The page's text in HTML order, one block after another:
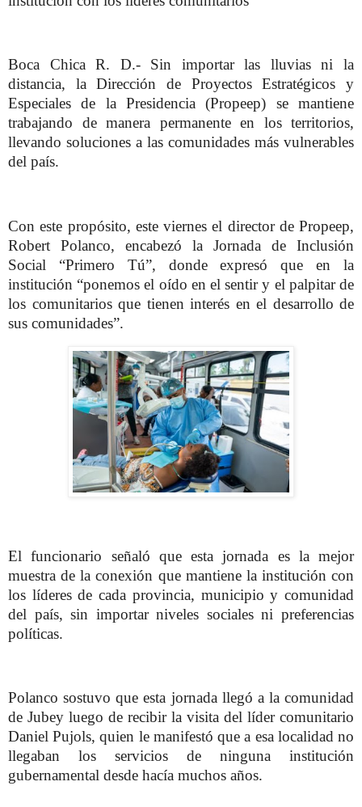
Boca Chica R. D.- Sin importar las lluvias ni la
distancia, la Dirección de Proyectos Estratégicos y
Especiales de la Presidencia (Propeep) se mantiene
trabajando de manera permanente en los territorios,
llevando soluciones a las comunidades más vulnerables
del país.
Con este propósito, este viernes el director de Propeep,
Robert Polanco, encabezó la Jornada de Inclusión
Social “Primero Tú”, donde expresó que en la
institución “ponemos el oído en el sentir y el palpitar de
los comunitarios que tienen interés en el desarrollo de
sus comunidades”.
El funcionario señaló que esta jornada es la mejor
muestra de la conexión que mantiene la institución con
los líderes de cada provincia, municipio y comunidad
del país, sin importar niveles sociales ni preferencias
políticas.
Polanco sostuvo que esta jornada llegó a la comunidad
de Jubey luego de recibir la visita del líder comunitario
Daniel Pujols, quien le manifestó que a esa localidad no
llegaban los servicios de ninguna institución
gubernamental desde hacía muchos años.